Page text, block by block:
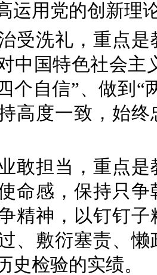
运用党的创新理
洗礼，重点是
中国特色社会
个自信”、做到
高度一致，始
担当，重点是
命感，保持只
精神，以钉钉
、敷衍塞责、
史检验的实绩。